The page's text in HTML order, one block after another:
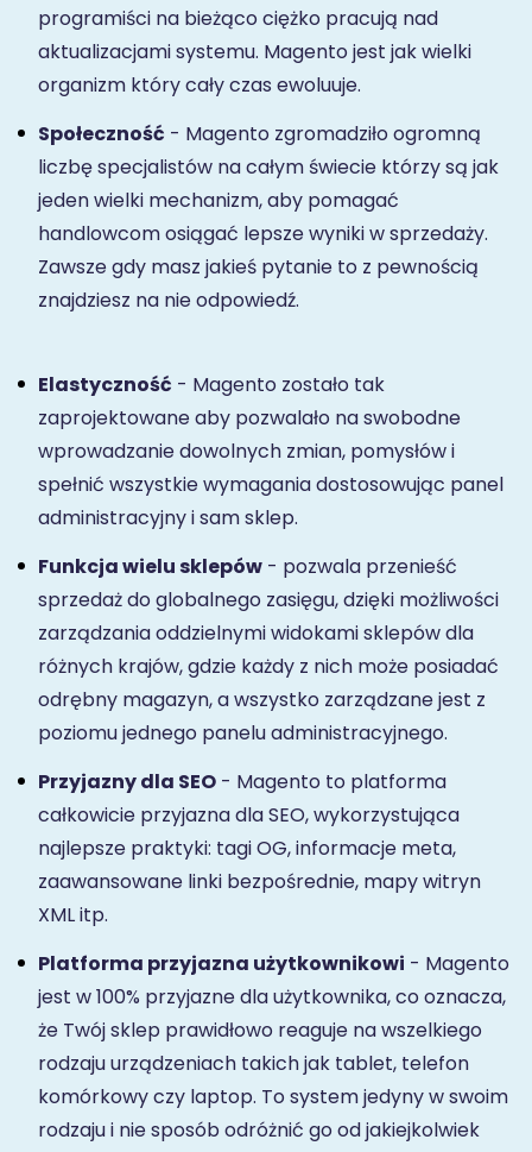
programiści na bieżąco ciężko pracują nad
aktualizacjami systemu. Magento jest jak wielki
organizm który cały czas ewoluuje.
Społeczność - Magento zgromadziło ogromną
liczbę specjalistów na całym świecie którzy są jak
jeden wielki mechanizm, aby pomagać
handlowcom osiągać lepsze wyniki w sprzedaży.
Zawsze gdy masz jakieś pytanie to z pewnością
znajdziesz na nie odpowiedź.
Elastyczność - Magento zostało tak
zaprojektowane aby pozwalało na swobodne
wprowadzanie dowolnych zmian, pomysłów i
spełnić wszystkie wymagania dostosowując panel
administracyjny i sam sklep.
Funkcja wielu sklepów - pozwala przenieść
sprzedaż do globalnego zasięgu, dzięki możliwości
zarządzania oddzielnymi widokami sklepów dla
różnych krajów, gdzie każdy z nich może posiadać
odrębny magazyn, a wszystko zarządzane jest z
poziomu jednego panelu administracyjnego.
Przyjazny dla SEO - Magento to platforma
całkowicie przyjazna dla SEO, wykorzystująca
najlepsze praktyki: tagi OG, informacje meta,
zaawansowane linki bezpośrednie, mapy witryn
XML itp.
Platforma przyjazna użytkownikowi - Magento
jest w 100% przyjazne dla użytkownika, co oznacza,
że Twój sklep prawidłowo reaguje na wszelkiego
rodzaju urządzeniach takich jak tablet, telefon
komórkowy czy laptop. To system jedyny w swoim
rodzaju i nie sposób odróżnić go od jakiejkolwiek